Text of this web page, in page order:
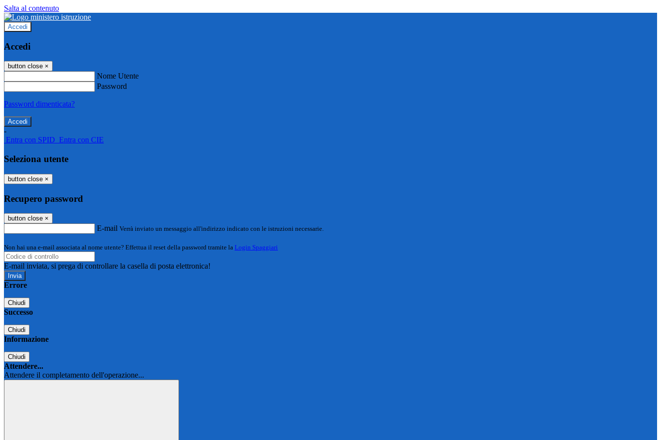
Salta al contenuto
Accedi
Accedi
button close ×
Nome Utente
Password
Password dimenticata?
-
Entra con SPID Entra con CIE
Seleziona utente
button close ×
Recupero password
button close ×
E-mail Verrà inviato un messaggio all'indirizzo indicato con le istruzioni necessarie.
Non hai una e-mail associata al nome utente? Effettua il reset della password tramite la Login Spaggiari
E-mail inviata, si prega di controllare la casella di posta elettronica!
Errore
Chiudi
Successo
Chiudi
Informazione
Chiudi
Attendere...
Attendere il completamento dell'operazione...